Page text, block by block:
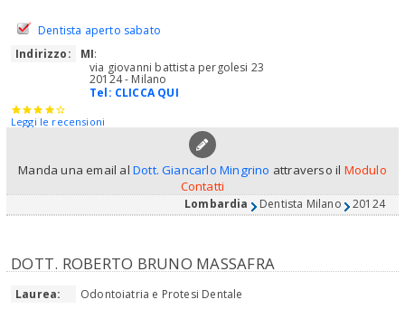
Dentista aperto sabato
Indirizzo:
MI:
via giovanni battista pergolesi 23
20124 - Milano
Tel: CLICCA QUI
Leggi le recensioni
Manda una email al Dott. Giancarlo Mingrino attraverso il Modulo
Contatti
Lombardia Dentista Milano 20124
DOTT. ROBERTO BRUNO MASSAFRA
Laurea:
Odontoiatria e Protesi Dentale